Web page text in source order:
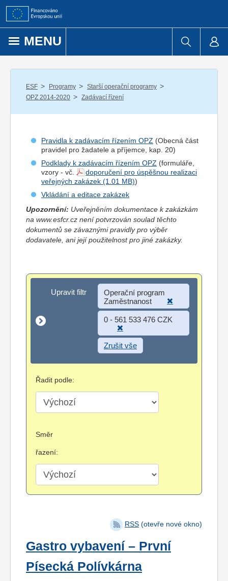
Přejít k obsahu
MENU
ESF / Programy / Starší operační programy /
OPZ 2014-2020 / Zadávací řízení
Pravidla k zadávacím řízením OPZ (Obecná část
pravidel pro žadatele a příjemce , kap. 20)
Podklady k zadávacím řízením OPZ (formuláře,
vzory - vč.
doporučení pro úspěšnou realizaci
veřejných zakázek
)
Vkládání a editace zakázek
Upozornění: Uveřejněním dokumentace k zakázkám
na www.esfcr.cz není potvrzován soulad těchto
dokumentů se závaznými pravidly pro výběr
dodavatele, ani její použitelnost pro jiné zakázky.
Upravit filtr
Upravit filtr
Operační program
Zaměstnanost
0 - 561 533 476 CZK
Zrušit vše
Řadit podle:
Směr
řazení:
RSS (otevře nové okno)
Gastro vybavení – První
Písecká Polívkárna